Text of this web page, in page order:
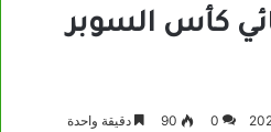
كأس السوبر
0
90 دقيقة واحدة